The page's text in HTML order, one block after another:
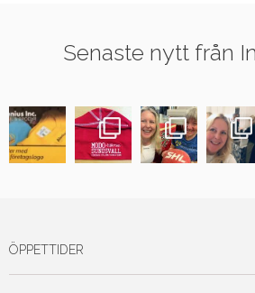
Senaste nytt från
ÖPPETTIDER